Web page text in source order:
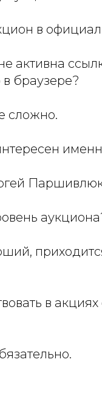
в
активна
браузере?
сложно.
в